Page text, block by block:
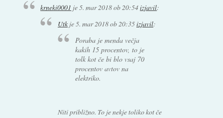
krneki0001 je5. mar 2018 ob 20:54izjavil:
Utkje5. mar 2018 ob 20:35izjavil:
Poraba je menda večja
kakih 15 procentov, to je
tolk kot če bi blo vsaj 70
procentov avtov na
elektriko.
Niti približno. To je nekje toliko kot če